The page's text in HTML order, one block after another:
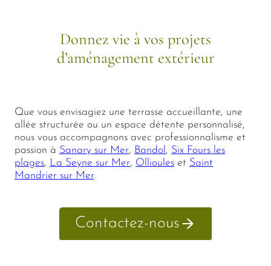
Donnez vie à vos projets
d’aménagement extérieur
Que vous envisagiez une terrasse accueillante, une
allée structurée ou un espace détente personnalisé,
nous vous accompagnons avec professionnalisme et
passion à Sanary sur Mer, Bandol , Six Fours les
plages, La Seyne sur Mer, Ollioules et Saint
Mandrier sur Mer.
Contactez-nous